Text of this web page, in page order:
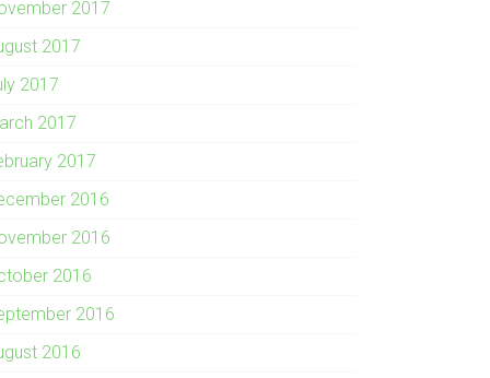
2017
2017
2017
2017
2017
2016
2016
2016
2016
2016